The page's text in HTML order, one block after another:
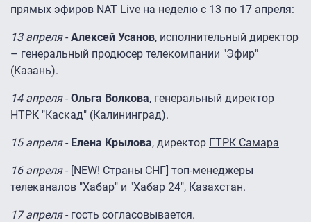
прямых эфиров NAT Live на неделю с 13 по 17 апреля:
13 апреля- Алексей Усанов, исполнительный директор
– генеральный продюсер телекомпании "Эфир"
(Казань).
14 апреля- Ольга Волкова, генеральный директор
НТРК "Каскад" (Калининград).
15 апреля- Елена Крылова, директор ГТРК Самара
16 апреля- [NEW! Страны СНГ] топ-менеджеры
телеканалов "Хабар" и "Хабар 24", Казахстан.
17 апреля- гость согласовывается.